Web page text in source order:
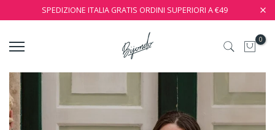
SPEDIZIONE ITALIA GRATIS ORDINI SUPERIORI A €49
0